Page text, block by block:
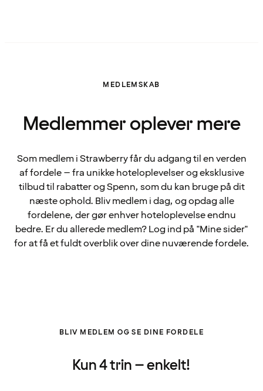
MEDLEMSKAB
Medlemmer oplever mere
Som medlem i Strawberry får du adgang til en verden
af fordele – fra unikke hoteloplevelser og eksklusive
tilbud til rabatter og Spenn, som du kan bruge på dit
næste ophold. Bliv medlem i dag, og opdag alle
fordelene, der gør enhver hoteloplevelse endnu
bedre. Er du allerede medlem? Log ind på "Mine sider"
for at få et fuldt overblik over dine nuværende fordele.
BLIV MEDLEM OG SE DINE FORDELE
Kun 4 trin – enkelt!